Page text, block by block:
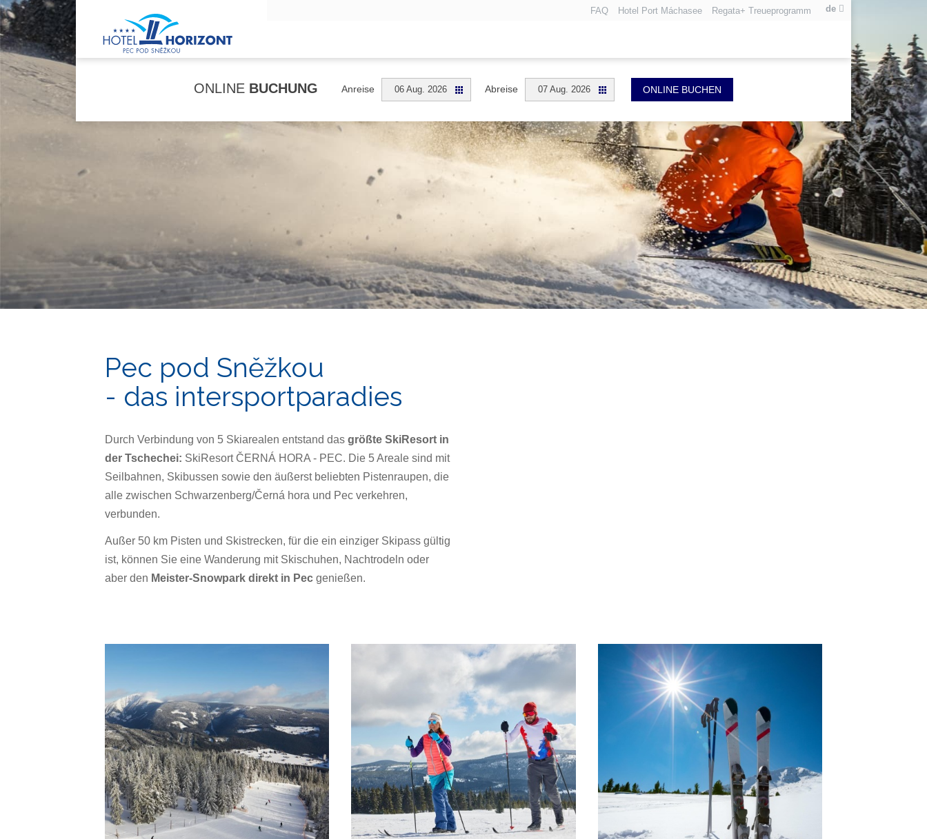
FAQ Hotel Port Máchasee Regata+ Treueprogramm de
ONLINE BUCHUNG Anreise 06 Aug. 2026 Abreise 07 Aug. 2026 ONLINE BUCHEN
Pec pod Sněžkou
- das intersportparadies
Durch Verbindung von 5 Skiarealen entstand das größte SkiResort in
der Tschechei: SkiResort ČERNÁ HORA - PEC. Die 5 Areale sind mit
Seilbahnen, Skibussen sowie den äußerst beliebten Pistenraupen, die
alle zwischen Schwarzenberg/Černá hora und Pec verkehren,
verbunden.
Außer 50 km Pisten und Skistrecken, für die ein einziger Skipass gültig
ist, können Sie eine Wanderung mit Skischuhen, Nachtrodeln oder
aber den Meister-Snowpark direkt in Pec genießen.